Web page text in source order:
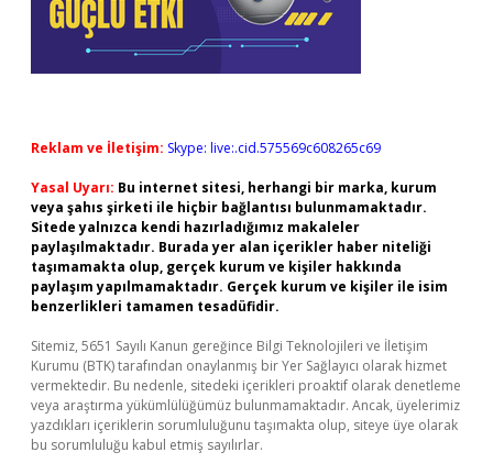
Reklam ve İletişim: Skype: live:.cid.575569c608265c69
Yasal Uyarı: Bu internet sitesi, herhangi bir marka, kurum
veya şahıs şirketi ile hiçbir bağlantısı bulunmamaktadır.
Sitede yalnızca kendi hazırladığımız makaleler
paylaşılmaktadır. Burada yer alan içerikler haber niteliği
taşımamakta olup, gerçek kurum ve kişiler hakkında
paylaşım yapılmamaktadır. Gerçek kurum ve kişiler ile isim
benzerlikleri tamamen tesadüfidir.
Sitemiz, 5651 Sayılı Kanun gereğince Bilgi Teknolojileri ve İletişim
Kurumu (BTK) tarafından onaylanmış bir Yer Sağlayıcı olarak hizmet
vermektedir. Bu nedenle, sitedeki içerikleri proaktif olarak denetleme
veya araştırma yükümlülüğümüz bulunmamaktadır. Ancak, üyelerimiz
yazdıkları içeriklerin sorumluluğunu taşımakta olup, siteye üye olarak
bu sorumluluğu kabul etmiş sayılırlar.